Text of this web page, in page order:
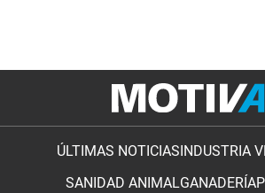
ÚLTIMAS NOTICIAS INDUSTRIA
SANIDAD ANIMALGANADERÍA